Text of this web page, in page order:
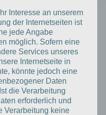
Interesse an unserem
der Internetseiten ist
jede Angabe
möglich. Sofern eine
Services unseres
Internetseite in
könnte jedoch eine
Daten
die Verarbeitung
erforderlich und
Verarbeitung keine